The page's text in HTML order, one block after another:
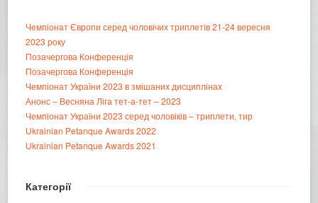
Чемпіонат Європи серед чоловічих триплетів 21-24 вересня
2023 року
Позачергова Конференція
Позачергова Конференція
Чемпіонат України 2023 в змішаних дисциплінах
Анонс – Весняна Ліга тет-а-тет – 2023
Чемпіонат України 2023 серед чоловіків – триплети, тир
Ukrainian Petanque Awards 2022
Ukrainian Petanque Awards 2021
Категорії